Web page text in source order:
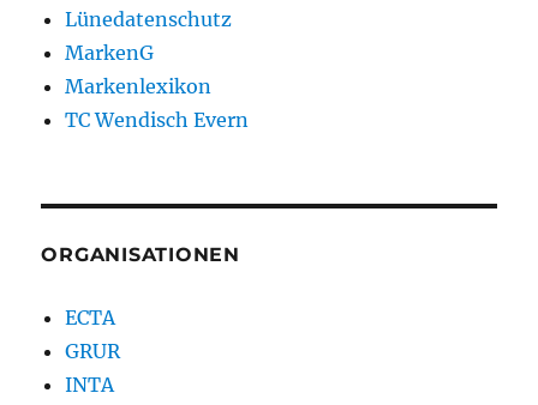
Lünedatenschutz
MarkenG
Markenlexikon
TC Wendisch Evern
ORGANISATIONEN
ECTA
GRUR
INTA